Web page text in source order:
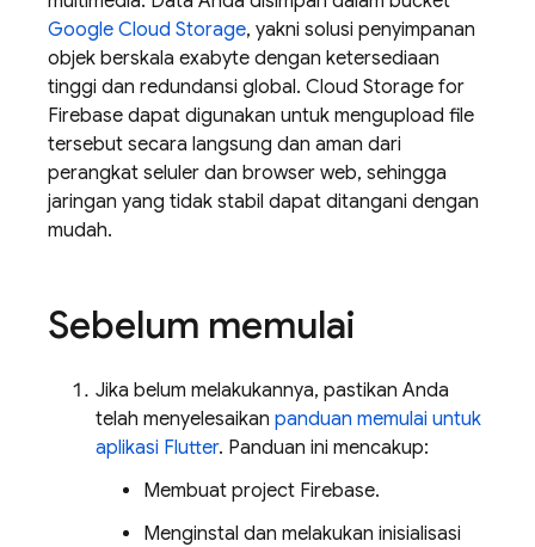
Google Cloud Storage, yakni solusi penyimpanan
objek berskala exabyte dengan ketersediaan
tinggi dan redundansi global. Cloud Storage for
Firebase dapat digunakan untuk mengupload file
tersebut secara langsung dan aman dari
perangkat seluler dan browser web, sehingga
jaringan yang tidak stabil dapat ditangani dengan
mudah.
Sebelum memulai
Jika belum melakukannya, pastikan Anda
telah menyelesaikan panduan memulai untuk
aplikasi Flutter. Panduan ini mencakup:
Membuat project Firebase.
Menginstal dan melakukan inisialisasi